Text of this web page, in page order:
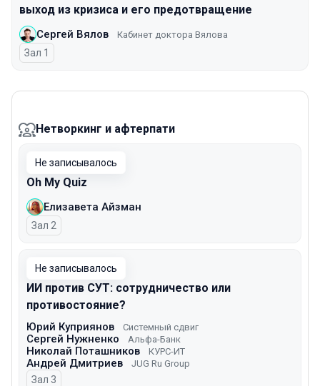
выход из кризиса и его предотвращение
Сергей Вялов Кабинет доктора Вялова
Зал 1
Нетворкинг и афтерпати
Не записывалось
Oh My Quiz
Елизавета Айзман
Зал 2
Не записывалось
ИИ против СУТ: сотрудничество или
противостояние?
Юрий Куприянов Системный сдвиг
Сергей Нужненко Альфа-Банк
Николай Поташников КУРС-ИТ
Андрей Дмитриев JUG Ru Group
Зал 3